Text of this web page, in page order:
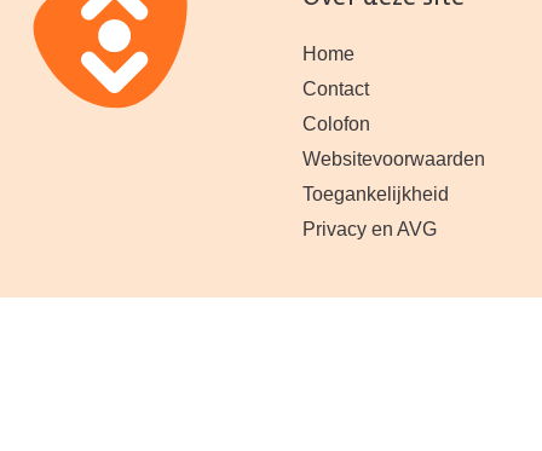
Home
Contact
Colofon
Websitevoorwaarden
Toegankelijkheid
Privacy en AVG